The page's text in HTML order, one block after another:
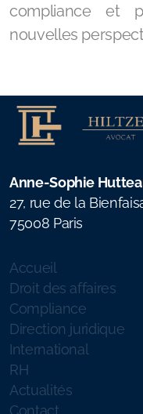
compliance et
nouvelles
Anne-Sophie
27, rue de la
75008 Paris
Accueil
Droit des affaires
Compliance
Direction juridique
International
RH
Actualités
Contact